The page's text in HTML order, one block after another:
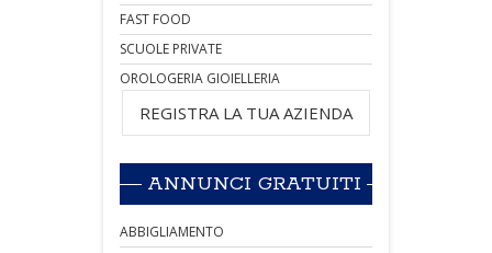
FAST FOOD
SCUOLE PRIVATE
OROLOGERIA GIOIELLERIA
REGISTRA LA TUA AZIENDA
ANNUNCI GRATUITI
ABBIGLIAMENTO